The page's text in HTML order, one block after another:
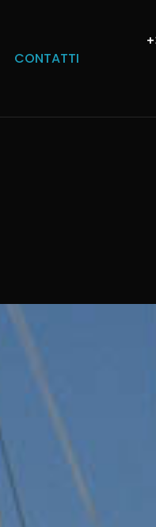
CONTATTI